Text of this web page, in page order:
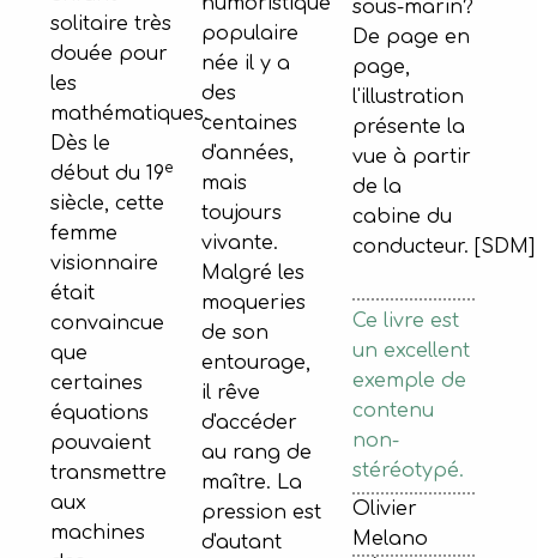
solitaire très
douée pour
les
mathématiques.
Dès le
début du 19e
siècle, cette
femme
visionnaire
était
convaincue
que
certaines
équations
pouvaient
transmettre
aux
machines
populaire
née il y a
des
centaines
d'années,
mais
toujours
vivante.
Malgré les
moqueries
de son
entourage,
il rêve
d'accéder
au rang de
maître. La
pression est
d'autant
sous-marin?
De page en
page,
l'illustration
présente la
vue à partir
de la
cabine du
conducteur. [SDM]
Ce livre est
un excellent
exemple de
contenu
non-
stéréotypé.
Olivier
Melano